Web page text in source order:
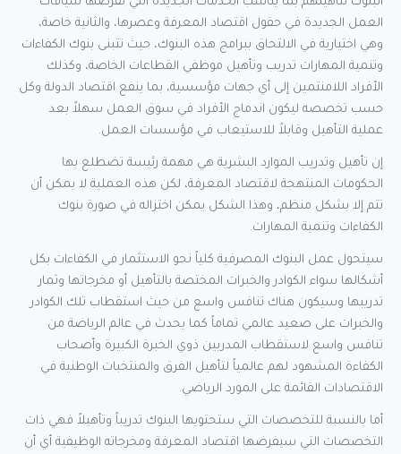
العمل الجديدة في حقول اقتصاد المعرفة وعصرها، والثانية خاصة،
وهي اختيارية في الالتحاق ببرامج هذه البنوك، حيث تتبنى بنوك الكفاءات
وتنمية المهارات تدريب وتأهيل موظفي القطاعات الخاصة، وكذلك
الأفراد اللامنتمين إلى أي جهات مؤسسية، بما ينفع اقتصاد الدولة وكل
حسب تخصصه ليكون اندماج الأفراد في سوق العمل سهلاً بعد
عملية التأهيل وقابلاً للاستيعاب في مؤسسات العمل.
إن تأهيل وتدريب الموارد البشرية هي مهمة رئيسة تضطلع بها
الحكومات المنتهجة لاقتصاد المعرفة، لكن هذه العملية لا يمكن أن
تتم إلا بشكل منظم، وهذا الشكل يمكن اختزاله في صورة بنوك
الكفاءات وتنمية المهارات.
سيتحول عمل البنوك المصرفية كلياً نحو الاستثمار في الكفاءات بكل
أشكالها سواء الكوادر والخبرات المختصة بالتأهيل أو مخرجاتها وثمار
تدريبها وسيكون هناك تنافس واسع من حيث استقطاب تلك الكوادر
والخبرات على صعيد عالمي تماماً كما يحدث في عالم الرياضة من
تنافس واسع لاستقطاب المدربين ذوي الخبرة الكبيرة وأصحاب
الكفاءة المشهود لهم عالمياً لتأهيل الفرق والمنتخبات الوطنية في
الاقتصادات القائمة على المورد الرياضي.
أما بالنسبة للتخصصات التي ستحتويها البنوك تدريباً وتأهيلاً فهي ذات
التخصصات التي سيفرضها اقتصاد المعرفة ومخرجاته الوظيفية أي أن